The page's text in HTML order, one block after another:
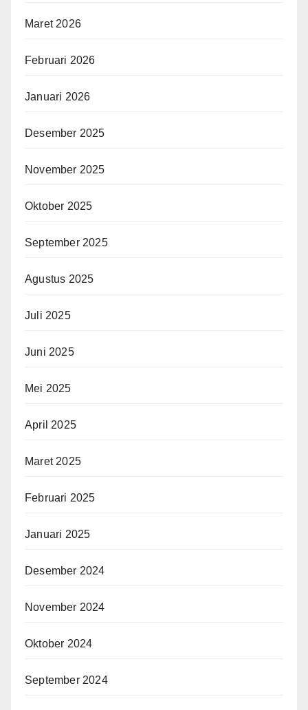
Maret 2026
Februari 2026
Januari 2026
Desember 2025
November 2025
Oktober 2025
September 2025
Agustus 2025
Juli 2025
Juni 2025
Mei 2025
April 2025
Maret 2025
Februari 2025
Januari 2025
Desember 2024
November 2024
Oktober 2024
September 2024